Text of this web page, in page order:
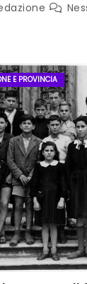
E PROVINCIA